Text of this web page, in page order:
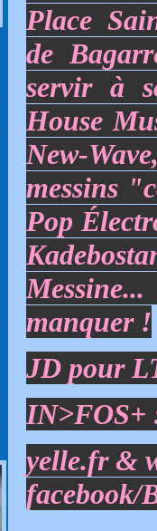
Place
de
servir à
House
New-
messins
Pop
manquer !
JD pour
IN>FOS+
yelle.fr&
facebook/